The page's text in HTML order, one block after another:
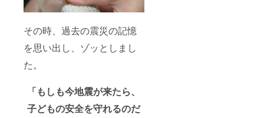
その時、過去の震災の記憶
を思い出し、ゾッとしまし
た。
「もしも今地震が来たら、
子どもの安全を守れるのだ